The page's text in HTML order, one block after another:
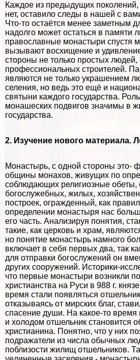
Каждое из предыдущих поколений,
нет, оставило следы в нашей с
Что-то остаётся менее заметным
надолго может остаться в памяти
православные монастыри спустя
вызывают восхищение и
стороны не только простых людей,
профессиональных строителей.
являются не только украшением
селения, но ведь это ещё и
святыни каждого государства.
монашеских подвигов значимы в
государства.
2. Изучение нового материала.
Монастырь, с одной стороны это-
общины монахов, живущих по
соблюдающих религиозные обеты,
богослужебных, жилых,
построек, огражденный, как
определении монастыря нас
его часть. Анализируя понятия,
такие, как церковь и храм,
но понятие монастырь намного
включает в себя первых два, так
для отправки богослужений он
других сооружений. Историки-
что первые монастыри возникли
христианства на Руси в 988 г.
время стали появляться
отказываясь от мирских благ,
спасение души. На какое-то
и холодом отшельник становится
христианина. Понятно, что у них
подражатели из числа обычных
поблизости жилищ отшельников.